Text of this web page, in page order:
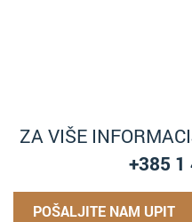
ZA VIŠE
+385 1
POŠALJITE NAM UPIT